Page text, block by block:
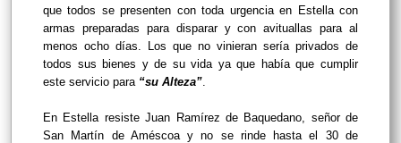
que todos se presenten con toda urgencia en Estella con
armas preparadas para disparar y con avituallas para al
menos ocho días. Los que no vinieran sería privados de
todos sus bienes y de su vida ya que había que cumplir
este servicio para “su Alteza”
En Estella resiste Juan Ramírez de Baquedano, señor de
San Martín de Améscoa y no se rinde hasta el 30 de